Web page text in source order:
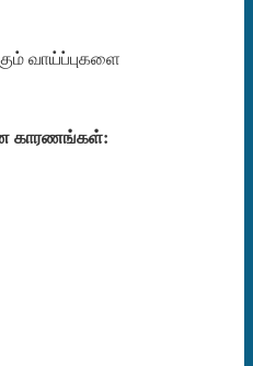
வாய்ப்புகளை
காரணங்கள்: